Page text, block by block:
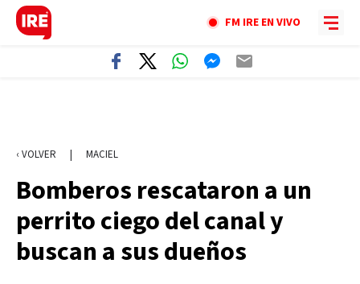
FM IRE EN VIVO
‹ VOLVER | MACIEL
Bomberos rescataron a un
perrito ciego del canal y
buscan a sus dueños